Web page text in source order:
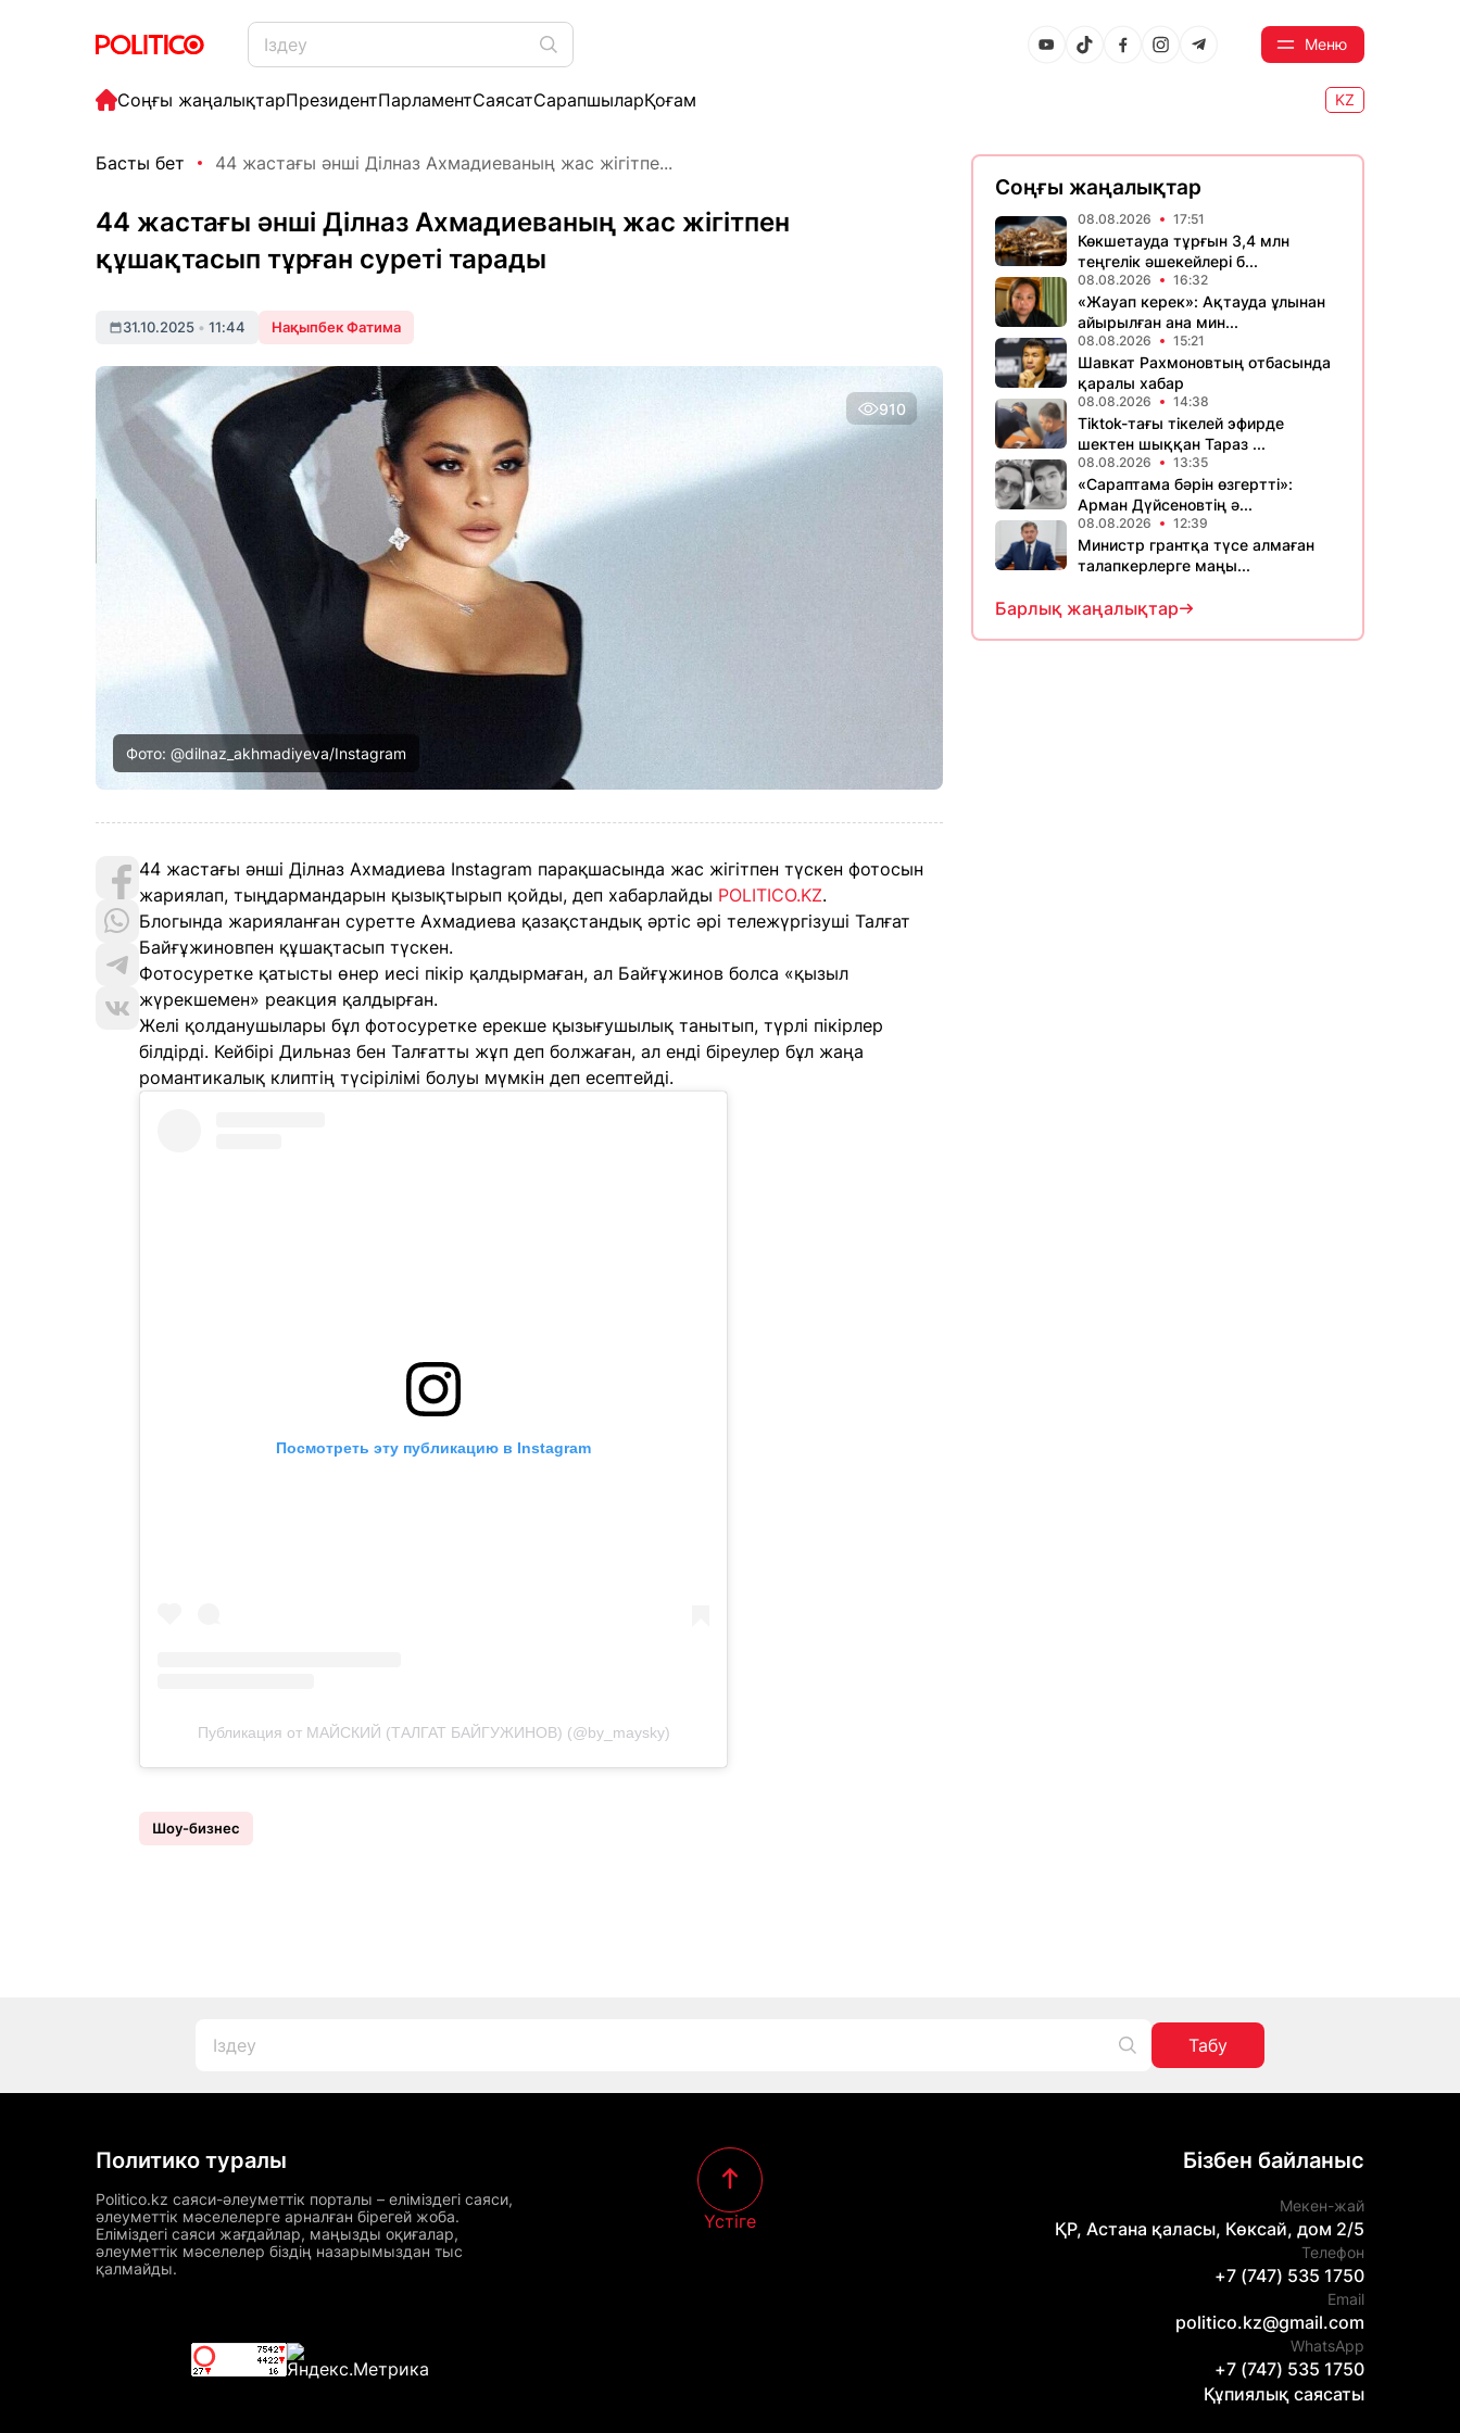
Меню
Соңғы жаңалықтарПрезидентПарламентСаясатСарапшыларҚоғам KZ
Басты бет 44 жастағы әнші Ділназ Ахмадиеваның жас жігітпе...
44 жастағы әнші Ділназ Ахмадиеваның жас жігітпен
құшақтасып тұрған суреті тарады
31.10.2025 • 11:44 Нақыпбек Фатима
910
Фото: @dilnaz_akhmadiyeva/Instagram
44 жастағы әнші Ділназ Ахмадиева Instagram парақшасында жас жігітпен түскен фотосын
жариялап, тыңдармандарын қызықтырып қойды, деп хабарлайды POLITICO.KZ.
Блогында жарияланған суретте Ахмадиева қазақстандық әртіс әрі тележүргізуші Талғат
Байғұжиновпен құшақтасып түскен.
Фотосуретке қатысты өнер иесі пікір қалдырмаған, ал Байғұжинов болса «қызыл
жүрекшемен» реакция қалдырған.
Желі қолданушылары бұл фотосуретке ерекше қызығушылық танытып, түрлі пікірлер
білдірді. Кейбірі Дильназ бен Талғатты жұп деп болжаған, ал енді біреулер бұл жаңа
романтикалық клиптің түсірілімі болуы мүмкін деп есептейді.
Посмотреть эту публикацию в Instagram
Публикация от МАЙСКИЙ (ТАЛГАТ БАЙГУЖИНОВ) (@by_maysky)
Шоу-бизнес
Соңғы жаңалықтар
08.08.2026 17:51
Көкшетауда тұрғын 3,4 млн
теңгелік әшекейлері б...
08.08.2026 16:32
«Жауап керек»: Ақтауда ұлынан
айырылған ана мин...
08.08.2026 15:21
Шавкат Рахмоновтың отбасында
қаралы хабар
08.08.2026 14:38
Tiktok-тағы тікелей эфирде
шектен шыққан Тараз ...
08.08.2026 13:35
«Сараптама бәрін өзгертті»:
Арман Дүйсеновтің ә...
08.08.2026 12:39
Министр грантқа түсе алмаған
талапкерлерге маңы...
Барлық жаңалықтар
Табу
Политико туралы
Politico.kz саяси-әлеуметтік порталы – еліміздегі саяси,
әлеуметтік мәселелерге арналған бірегей жоба.
Еліміздегі саяси жағдайлар, маңызды оқиғалар,
әлеуметтік мәселелер біздің назарымыздан тыс
қалмайды.
Үстіге
Бізбен байланыс
Мекен-жай
ҚР, Астана қаласы, Көксай, дом 2/5
Телефон
+7 (747) 535 1750
Email
politico.kz@gmail.com
WhatsApp
+7 (747) 535 1750
Құпиялық саясаты